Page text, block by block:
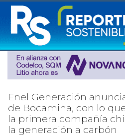
Enel Generación
de Bocamina, con lo
la primera compañía
la generación a carbón